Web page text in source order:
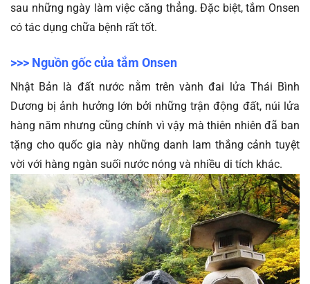
sau những ngày làm việc căng thẳng. Đặc biệt, tắm Onsen
có tác dụng chữa bệnh rất tốt.
>>> Nguồn gốc của tắm Onsen
Nhật Bản là đất nước nằm trên vành đai lửa Thái Bình
Dương bị ảnh hưởng lớn bởi những trận động đất, núi lửa
hàng năm nhưng cũng chính vì vậy mà thiên nhiên đã ban
tặng cho quốc gia này những danh lam thắng cảnh tuyệt
vời với hàng ngàn suối nước nóng và nhiều di tích khác.